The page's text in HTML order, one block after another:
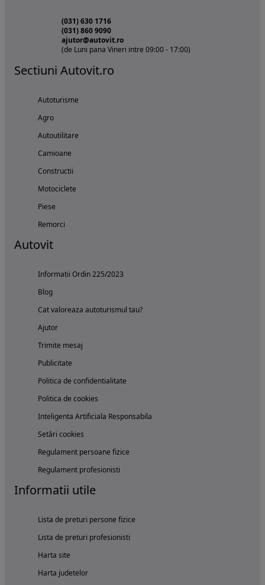
(031) 630 1716
(031) 860 9090
ajutor@autovit.ro
(de Luni pana Vineri intre 09:00 - 17:00)
Sectiuni Autovit.ro
Autoturisme
Agro
Autoutilitare
Camioane
Constructii
Motociclete
Piese
Remorci
Autovit
Informatii Ordin 225/2023
Blog
Cat valoreaza autoturismul tau?
Ajutor
Trimite mesaj
Publicitate
Politica de confidentialitate
Politica de cookies
Inteligenta Artificiala Responsabila
Setări cookies
Regulament persoane fizice
Regulament profesionisti
Informatii utile
Lista de preturi persone fizice
Lista de preturi profesionisti
Harta site
Harta judetelor